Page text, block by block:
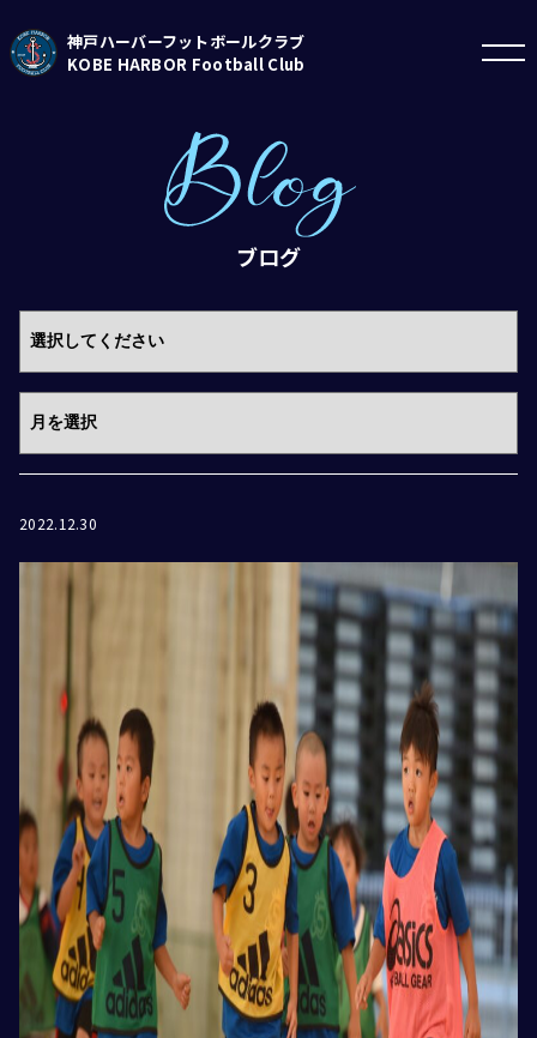
神戸ハーバーフットボールクラブ
KOBE HARBOR Football Club
ブログ
2022.12.30